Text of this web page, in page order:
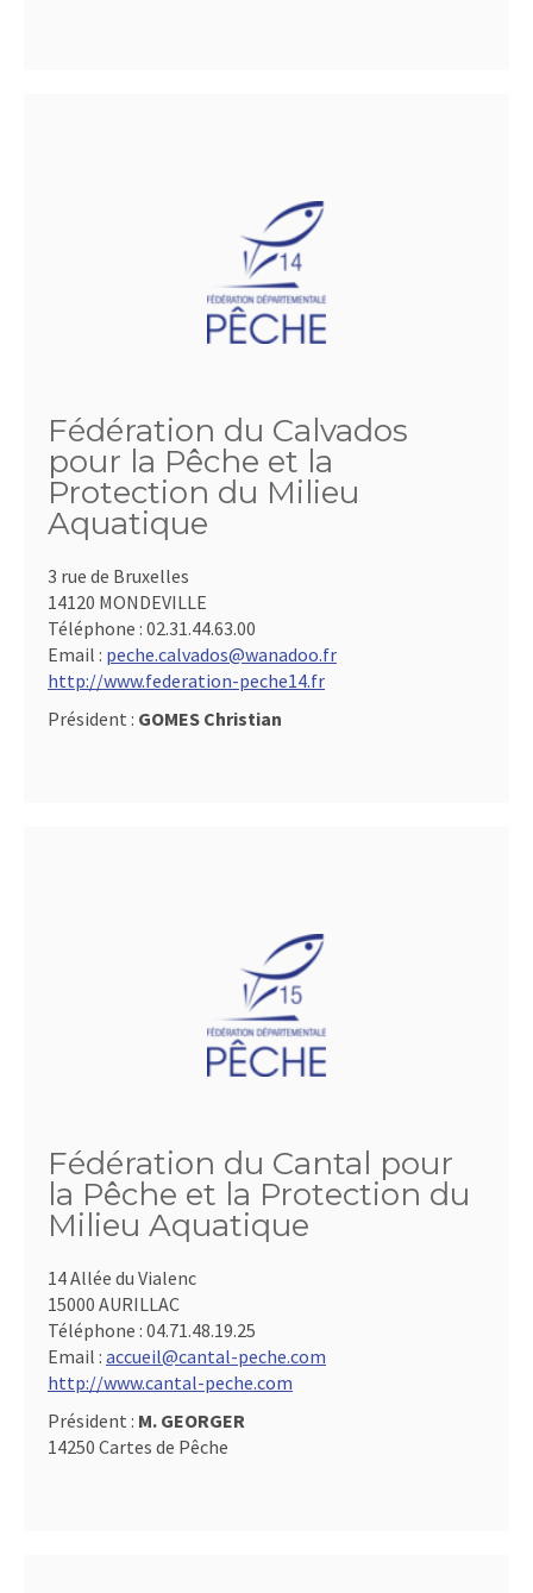
Fédération du Calvados
pour la Pêche et la
Protection du Milieu
Aquatique
3 rue de Bruxelles
14120 MONDEVILLE
Téléphone : 02.31.44.63.00
Email : peche.calvados@wanadoo.fr
http://www.federation-peche14.fr
Président : GOMES Christian
Fédération du Cantal pour
la Pêche et la Protection du
Milieu Aquatique
14 Allée du Vialenc
15000 AURILLAC
Téléphone : 04.71.48.19.25
Email : accueil@cantal-peche.com
http://www.cantal-peche.com
Président : M. GEORGER
14250 Cartes de Pêche